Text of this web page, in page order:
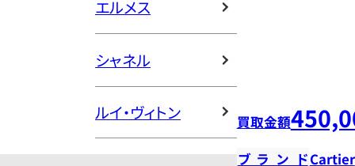
エルメス
シャネル
ルイ・ヴィトン 買取金額
ブランドCartier